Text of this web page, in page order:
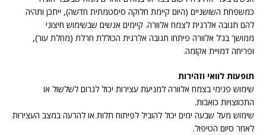
כמשפחת השושניים (היום קיימת חלוקה סיסטמתית חדשה), ייתכן ותהיה
להם תגובה אלרגית לצמח אלוורה. קיימים אנשים שבשימוש חיצוני
ממושך בג’ל אלוורה פיתחו תגובה אלרגית הכוללת חרלת (מחלת עור),
ופריחה דמויית אקזמה.
תופעות לוואי וזהירות
שימוש פנימי בצמח אלוורה למניעת עצירות יכול לגרום לשלשול או
התכווצויות כואבות.
שימוש מעל שבעה ימים יכול להוביל לפיתוח תלות או להרעה במצב העצירות
לאחר סיום הטיפול.